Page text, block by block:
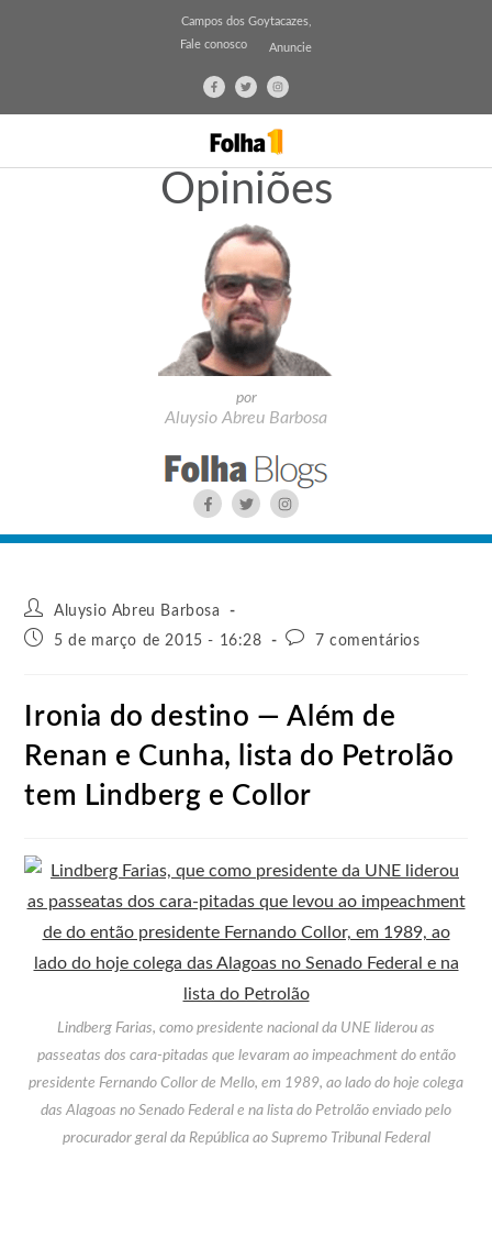
Campos dos Goytacazes,
Fale conosco
Anuncie
Opiniões
por
Aluysio Abreu Barbosa
Aluysio Abreu Barbosa
5 de março de 2015 - 16:28
7 comentários
Ironia do destino — Além de
Renan e Cunha, lista do Petrolão
tem Lindberg e Collor
Lindberg Farias, como presidente nacional da UNE liderou as
passeatas dos cara-pitadas que levaram ao impeachment do então
presidente Fernando Collor de Mello, em 1989, ao lado do hoje colega
das Alagoas no Senado Federal e na lista do Petrolão enviado pelo
procurador geral da República ao Supremo Tribunal Federal